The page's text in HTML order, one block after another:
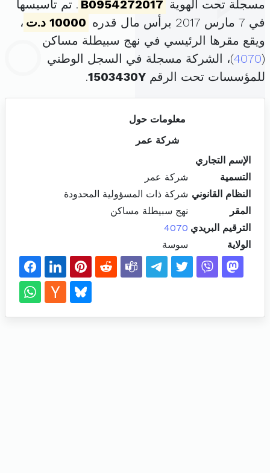
مسجلة تحت الهوية B0954272017 . تم تأسيسها
في 7 مارس 2017 برأس مال قدره
10000 د.ت
،
ويقع مقرها الرئيسي في نهج سبيطلة مساكن
(
4070)، الشركة مسجلة في السجل الوطني
للمؤسسات تحت الرقم 1503430Y
.
معلومات حول
شركة عمر
الإسم التجاري
التسمية
شركة عمر
النظام القانوني شركة ذات المسؤولية المحدودة
المقر
نهج سبيطلة مساكن
الترقيم البريدي 4070
الولاية
سوسة